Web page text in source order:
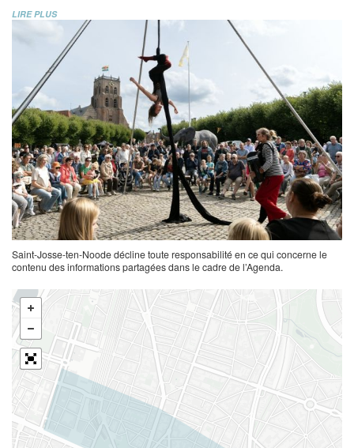
LIRE PLUS
Saint-Josse-ten-Noode décline toute responsabilité en ce qui concerne le
contenu des informations partagées dans le cadre de l’Agenda.